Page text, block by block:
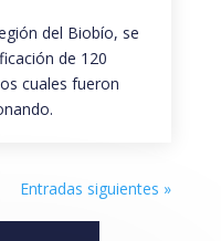
del Biobío, se
de 120
cuales fueron
Entradas siguientes »